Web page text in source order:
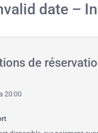
date –
de
20:00